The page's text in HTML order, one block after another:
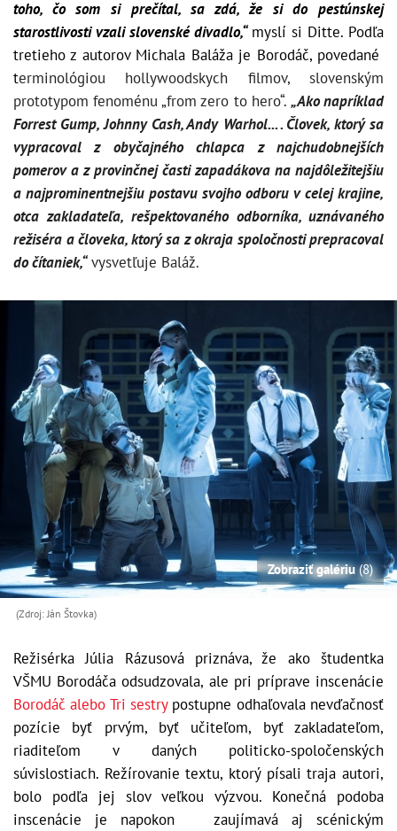
toho, čo som si prečítal, sa zdá, že si do pestúnskej
starostlivosti vzali slovenské divadlo,“ myslí si Ditte. Podľa
tretieho z autorov Michala Baláža je Borodáč, povedané
terminológiou hollywoodskych filmov, slovenským
prototypom fenoménu „from zero to hero“. „Ako napríklad
Forrest Gump, Johnny Cash, Andy Warhol... . Človek, ktorý sa
vypracoval z obyčajného chlapca z najchudobnejších
pomerov a z provinčnej časti zapadákova na najdôležitejšiu
a najprominentnejšiu postavu svojho odboru v celej krajine,
otca zakladateľa, rešpektovaného odborníka, uznávaného
režiséra a človeka, ktorý sa z okraja spoločnosti prepracoval
do čítaniek,“vysvetľuje Baláž.
Zobraziť galériu(8)
(Zdroj: Ján Štovka)
Režisérka Júlia Rázusová priznáva, že ako študentka
VŠMU Borodáča odsudzovala, ale pri príprave inscenácie
Borodáč alebo Tri sestrypostupne odhaľovala nevďačnosť
pozície byť prvým, byť učiteľom, byť zakladateľom,
riaditeľom v daných politicko-spoločenských
súvislostiach. Režírovanie textu, ktorý písali traja autori,
bolo podľa jej slov veľkou výzvou. Konečná podoba
inscenácie je napokon zaujímavá aj scénickým